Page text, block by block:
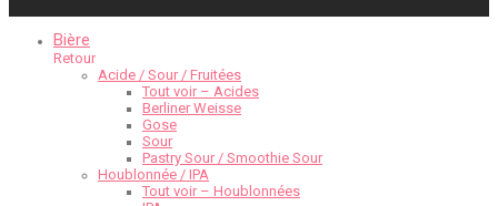
Bière
Retour
Acide / Sour / Fruitées
Tout voir – Acides
Berliner Weisse
Gose
Sour
Pastry Sour / Smoothie Sour
Houblonnée / IPA
Tout voir – Houblonnées